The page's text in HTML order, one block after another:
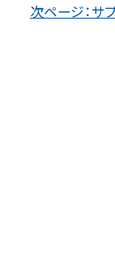
次ページ：サ